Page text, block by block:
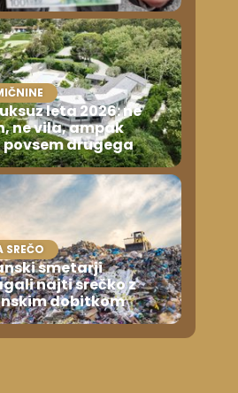
leta 2026: ne
ne vila, ampak
povsem drugega
SREČO
smetarji
najti srečko z
dobitkom